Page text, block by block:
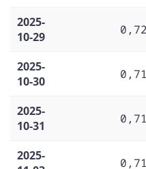
2025-
10-29
2025-
10-30
2025-
10-31
2025-